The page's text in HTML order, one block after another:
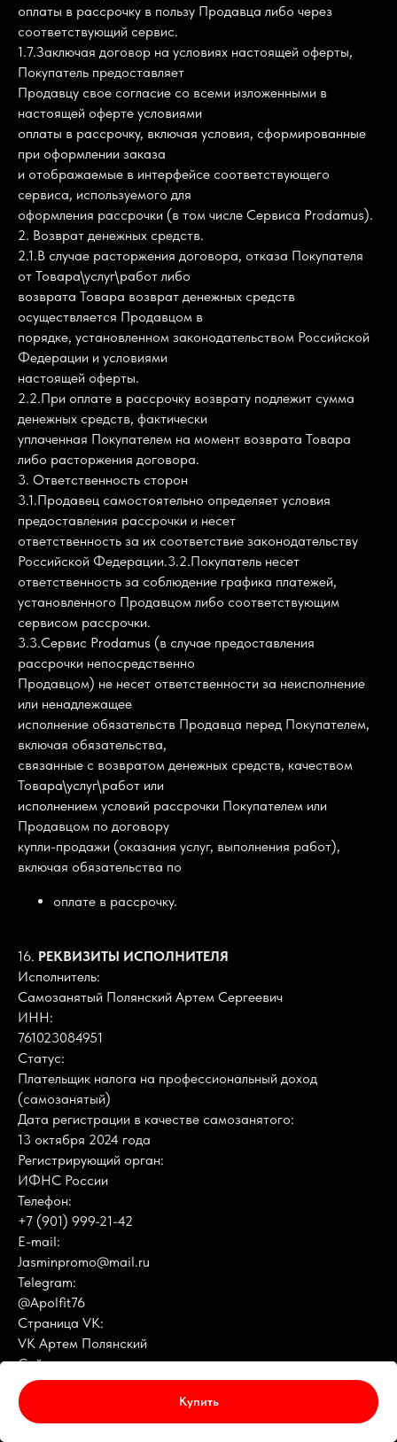
Купить
оплаты в рассрочку в пользу Продавца либо через
соответствующий сервис.
1.7.Заключая договор на условиях настоящей оферты,
Покупатель предоставляет
Продавцу свое согласие со всеми изложенными в
настоящей оферте условиями
оплаты в рассрочку, включая условия, сформированные
при оформлении заказа
и отображаемые в интерфейсе соответствующего
сервиса, используемого для
оформления рассрочки (в том числе Сервиса Prodamus).
2. Возврат денежных средств.
2.1.В случае расторжения договора, отказа Покупателя
от Товара\услуг\работ либо
возврата Товара возврат денежных средств
осуществляется Продавцом в
порядке, установленном законодательством Российской
Федерации и условиями
настоящей оферты.
2.2.При оплате в рассрочку возврату подлежит сумма
денежных средств, фактически
уплаченная Покупателем на момент возврата Товара
либо расторжения договора.
3. Ответственность сторон
3.1.Продавец самостоятельно определяет условия
предоставления рассрочки и несет
ответственность за их соответствие законодательству
Российской Федерации.3.2.Покупатель несет
ответственность за соблюдение графика платежей,
установленного Продавцом либо соответствующим
сервисом рассрочки.
3.3.Сервис Prodamus (в случае предоставления
рассрочки непосредственно
Продавцом) не несет ответственности за неисполнение
или ненадлежащее
исполнение обязательств Продавца перед Покупателем,
включая обязательства,
связанные с возвратом денежных средств, качеством
Товара\услуг\работ или
исполнением условий рассрочки Покупателем или
Продавцом по договору
купли-продажи (оказания услуг, выполнения работ),
включая обязательства по
оплате в рассрочку.
16. РЕКВИЗИТЫ ИСПОЛНИТЕЛЯ
Исполнитель:
Самозанятый Полянский Артем Сергеевич
ИНН:
761023084951
Статус:
Плательщик налога на профессиональный доход
(самозанятый)
Дата регистрации в качестве самозанятого:
13 октября 2024 года
Регистрирующий орган:
ИФНС России
Телефон:
+7 (901) 999-21-42
E-mail:
Jasminpromo@mail.ru
Telegram:
@Apolfit76
Страница VK:
VK Артем Полянский
Сайт:
apolfit.ru